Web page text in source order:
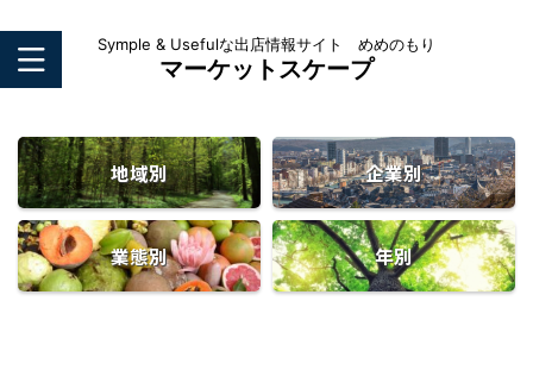
Symple & Usefulな出店情報サイト めめのもり
マーケットスケープ
地域別 企業別
業態別 年別